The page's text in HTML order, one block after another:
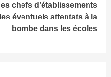
chefs d’établissements
éventuels attentats à la
bombe dans les écoles